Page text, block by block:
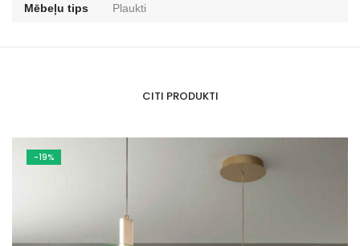
Mēbeļu tips Plaukti
CITI PRODUKTI
-19%